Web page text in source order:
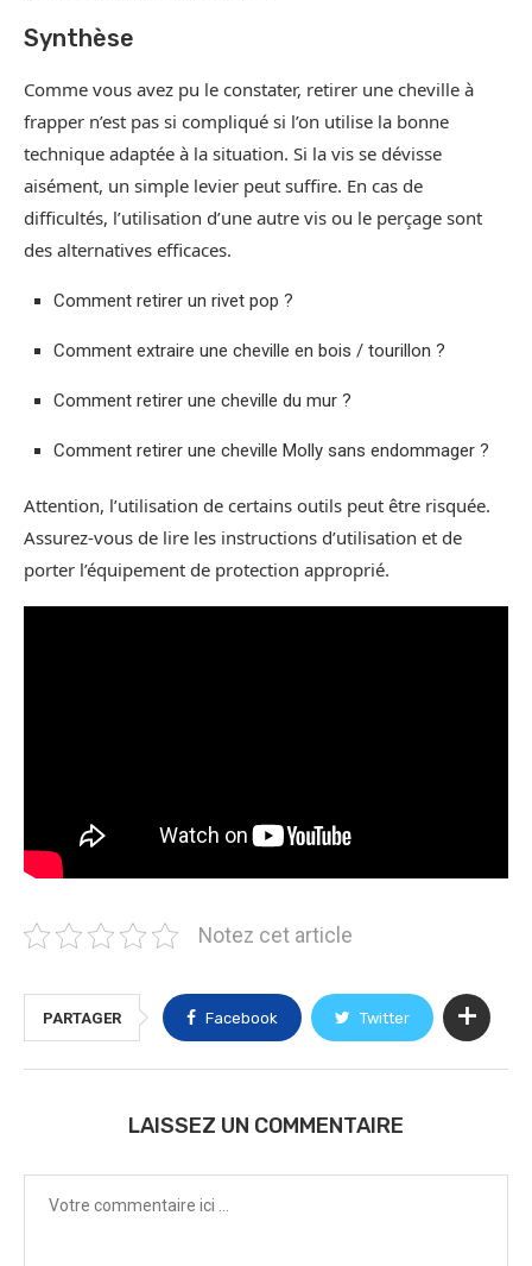
Synthèse
Comme vous avez pu le constater, retirer une cheville à
frapper n’est pas si compliqué si l’on utilise la bonne
technique adaptée à la situation. Si la vis se dévisse
aisément, un simple levier peut suffire. En cas de
difficultés, l’utilisation d’une autre vis ou le perçage sont
des alternatives efficaces.
Comment retirer un rivet pop ?
Comment extraire une cheville en bois / tourillon ?
Comment retirer une cheville du mur ?
Comment retirer une cheville Molly sans endommager ?
Attention, l’utilisation de certains outils peut être risquée.
Assurez-vous de lire les instructions d’utilisation et de
porter l’équipement de protection approprié.
Notez cet article
PARTAGER Facebook Twitter
LAISSEZ UN COMMENTAIRE